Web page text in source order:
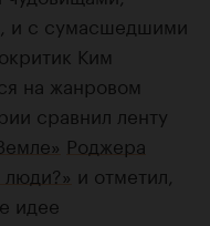
и с сумасшедшими
Ким
на жанровом
сравнил ленту
Роджера
люди?» и отметил,
идее